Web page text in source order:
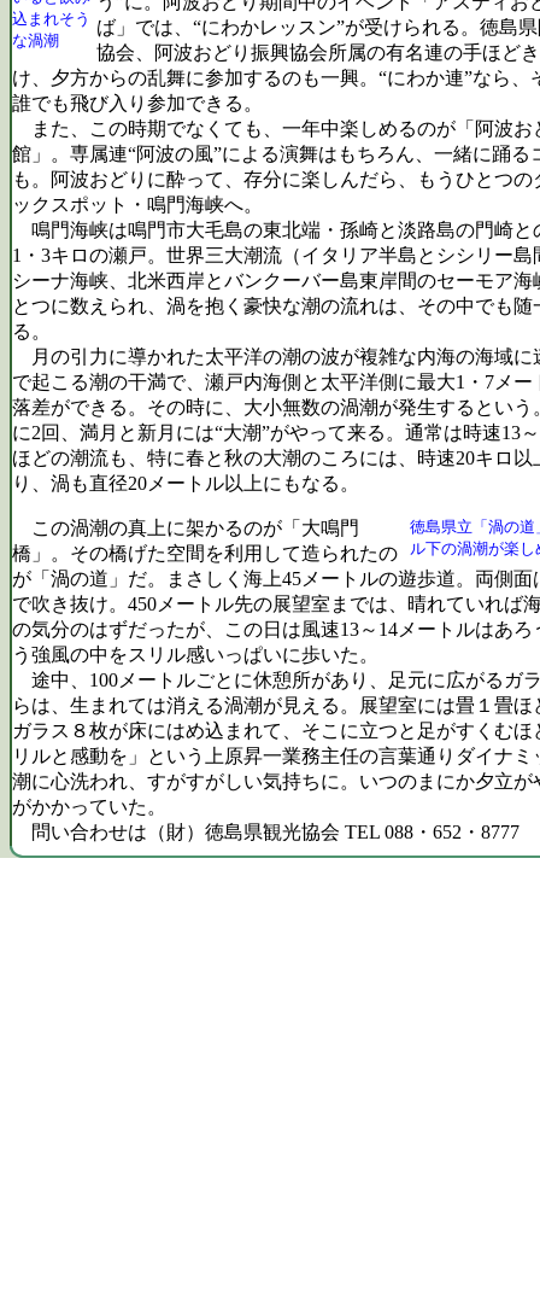
込まれそう
な渦潮
ば」では、“にわかレッスン”が受けられる。徳島
協会、阿波おどり振興協会所属の有名連の手ほど
け、夕方からの乱舞に参加するのも一興。“にわか連”なら、
誰でも飛び入り参加できる。
また、この時期でなくても、一年中楽しめるのが「阿波お
館」。専属連“阿波の風”による演舞はもちろん、一緒に踊る
も。阿波おどりに酔って、存分に楽しんだら、もうひとつの
ックスポット・鳴門海峡へ。
鳴門海峡は鳴門市大毛島の東北端・孫崎と淡路島の門崎と
1・3キロの瀬戸。世界三大潮流（イタリア半島とシシリー島
シーナ海峡、北米西岸とバンクーバー島東岸間のセーモア海
とつに数えられ、渦を抱く豪快な潮の流れは、その中でも随
る。
月の引力に導かれた太平洋の潮の波が複雑な内海の海域に
で起こる潮の干満で、瀬戸内海側と太平洋側に最大1・7メー
落差ができる。その時に、大小無数の渦潮が発生するという
に2回、満月と新月には“大潮”がやって来る。通常は時速13
ほどの潮流も、特に春と秋の大潮のころには、時速20キロ以
り、渦も直径20メートル以上にもなる。
徳島県立「渦の道
ル下の渦潮が楽し
この渦潮の真上に架かるのが「大鳴門
橋」。その橋げた空間を利用して造られたの
が「渦の道」だ。まさしく海上45メートルの遊歩道。両側面
で吹き抜け。450メートル先の展望室までは、晴れていれば
の気分のはずだったが、この日は風速13～14メートルはあろ
う強風の中をスリル感いっぱいに歩いた。
途中、100メートルごとに休憩所があり、足元に広がるガ
らは、生まれては消える渦潮が見える。展望室には畳１畳ほ
ガラス８枚が床にはめ込まれて、そこに立つと足がすくむほ
リルと感動を」という上原昇一業務主任の言葉通りダイナミ
潮に心洗われ、すがすがしい気持ちに。いつのまにか夕立が
がかかっていた。
問い合わせは（財）徳島県観光協会 TEL 088・652・8777